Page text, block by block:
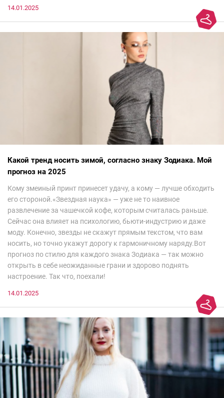
14.01.2025
Какой тренд носить зимой, согласно знаку Зодиака. Мой
прогноз на 2025
Кому змеиный принт принесет удачу, а кому — лучше обходить
его стороной.«Звездная наука» — уже не то наивное
развлечение за чашечкой кофе, которым считалась раньше.
Сейчас она влияет на психологию, бьюти-индустрию и даже
моду. Конечно, звезды не скажут прямым текстом, что вам
носить, но точно укажут дорогу к гармоничному наряду.Вот
прогноз по стилю для каждого знака Зодиака — так можно
открыть в себе неожиданные грани и здорово поднять
настроение. Так что, поехали!
14.01.2025